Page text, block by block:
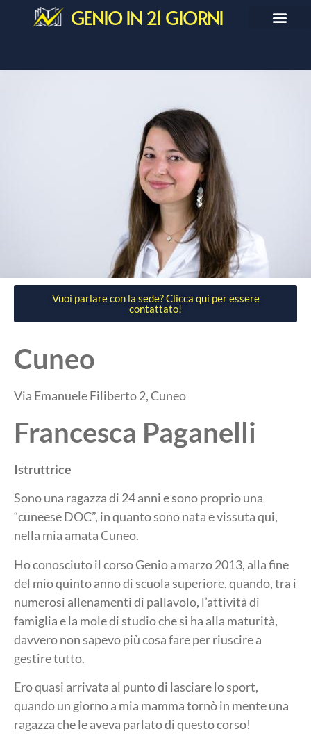
GENIO IN 21 GIORNI
Vuoi parlare con la sede? Clicca qui per essere
contattato!
Cuneo
Via Emanuele Filiberto 2, Cuneo
Francesca Paganelli
Istruttrice
Sono una ragazza di 24 anni e sono proprio una
“cuneese DOC”, in quanto sono nata e vissuta qui,
nella mia amata Cuneo.
Ho conosciuto il corso Genio a marzo 2013, alla fine
del mio quinto anno di scuola superiore, quando, tra i
numerosi allenamenti di pallavolo, l’attività di
famiglia e la mole di studio che si ha alla maturità,
davvero non sapevo più cosa fare per riuscire a
gestire tutto.
Ero quasi arrivata al punto di lasciare lo sport,
quando un giorno a mia mamma tornò in mente una
ragazza che le aveva parlato di questo corso!